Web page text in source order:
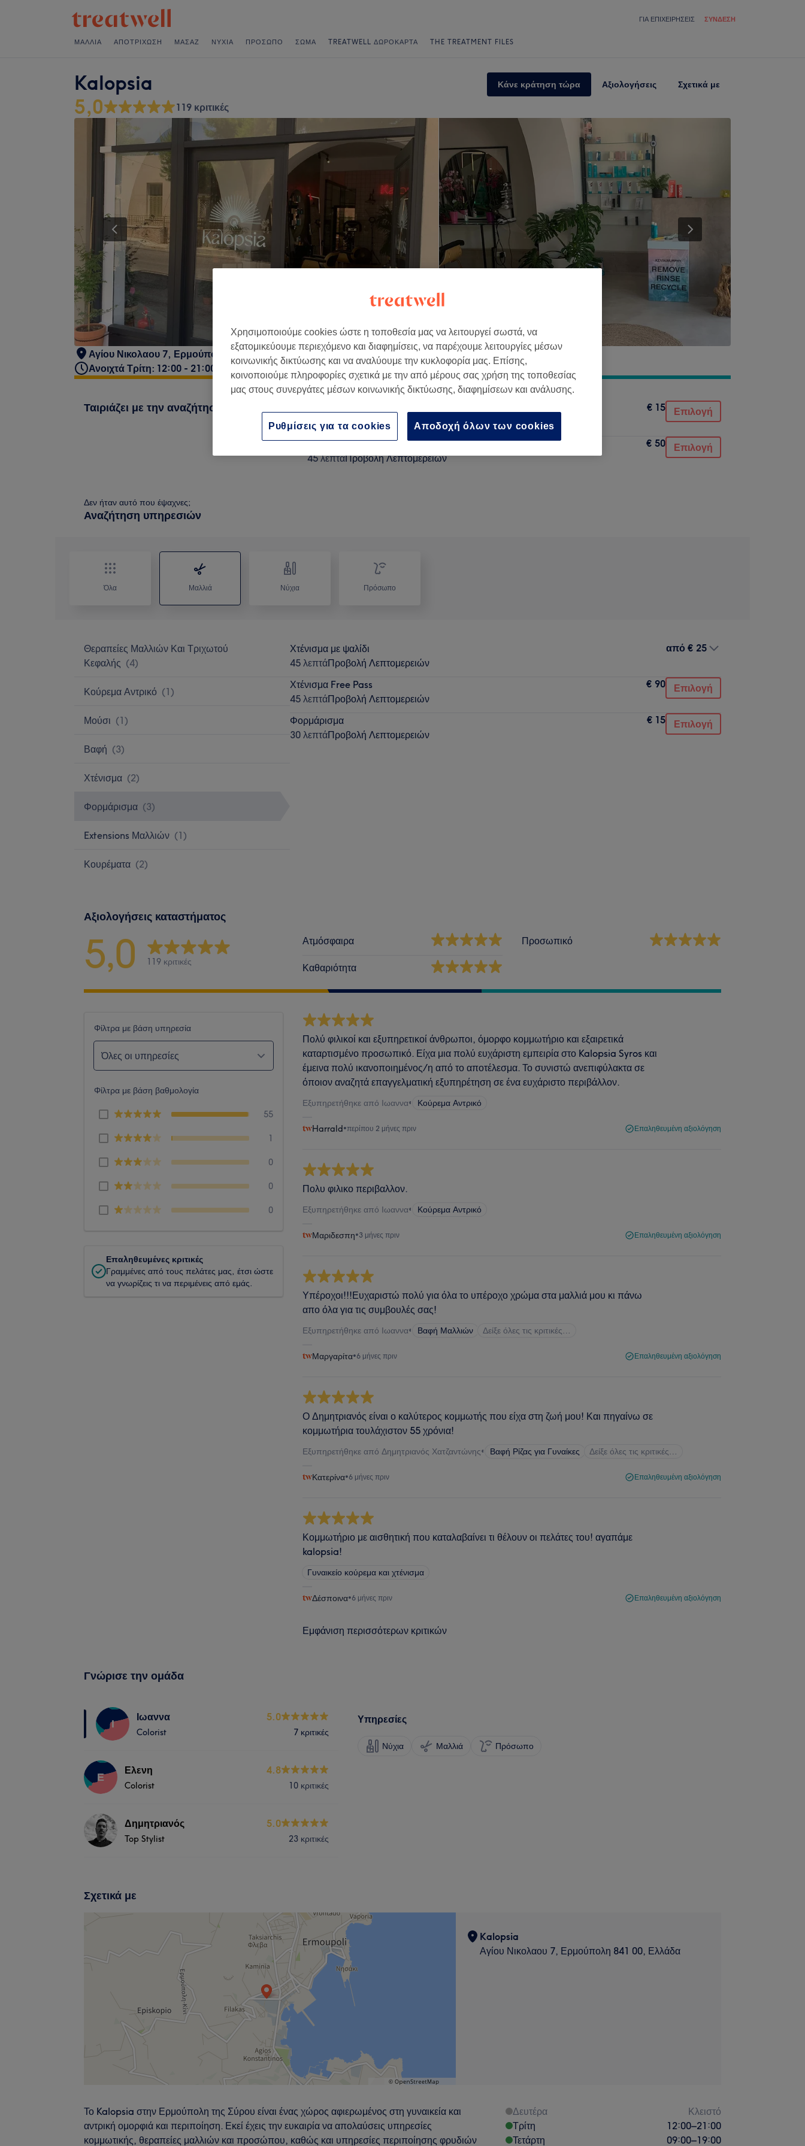
ΓΙΑ ΕΠΙΧΕΙΡΉΣΕΙΣ ΣΎΝΔΕΣΗ
ΜΑΛΛΙΆ ΑΠΟΤΡΊΧΩΣΗ ΜΑΣΆΖ ΝΎΧΙΑ ΠΡΌΣΩΠΟ ΣΏΜΑ TREATWELL ΔΩΡΟΚΆΡΤΑ THE TREATMENT FILES
Kalopsia Κάνε κράτηση τώρα Αξιολογήσεις Σχετικά με
5,0 119 κριτικές
Αγίου Νικολαου 7, Ερμούπολη 841 00, Ελλάδα
Ανοιχτά Τρίτη: 12:00 - 21:00
Ταιριάζει με την αναζήτησή σου
30 λεπτάΠροβολή Λεπτομερειών
€ 15 Επιλογή
Χτένισμα Extension
45 λεπτάΠροβολή Λεπτομερειών
€ 50 Επιλογή
Δεν ήταν αυτό που έψαχνες;
Αναζήτηση υπηρεσιών
Όλα Μαλλιά Νύχια Πρόσωπο
Θεραπείες Μαλλιών Και Τριχωτού
Κεφαλής (4)
Κούρεμα Αντρικό (1)
Μούσι (1)
Βαφή (3)
Χτένισμα (2)
Φορμάρισμα (3)
Extensions Μαλλιών (1)
Κουρέματα (2)
Χτένισμα με ψαλίδι
45 λεπτάΠροβολή Λεπτομερειών
από € 25
Χτένισμα Free Pass
45 λεπτάΠροβολή Λεπτομερειών
€ 90 Επιλογή
Φορμάρισμα
30 λεπτάΠροβολή Λεπτομερειών
€ 15 Επιλογή
Αξιολογήσεις καταστήματος
5,0 119 κριτικές
Ατμόσφαιρα
Καθαριότητα
Προσωπικό
Φίλτρα με βάση υπηρεσία
Όλες οι υπηρεσίες
Φίλτρα με βάση βαθμολογία
55
1
0
0
0
Επαληθευμένες κριτικές
Γραμμένες από τους πελάτες μας, έτσι ώστε
να γνωρίζεις τι να περιμένεις από εμάς.
Πολύ φιλικοί και εξυπηρετικοί άνθρωποι, όμορφο κομμωτήριο και εξαιρετικά
καταρτισμένο προσωπικό. Είχα μια πολύ ευχάριστη εμπειρία στο Kalopsia Syros και
έμεινα πολύ ικανοποιημένος/η από το αποτέλεσμα. Το συνιστώ ανεπιφύλακτα σε
όποιον αναζητά επαγγελματική εξυπηρέτηση σε ένα ευχάριστο περιβάλλον.
Εξυπηρετήθηκε από Ιωαννα• Κούρεμα Αντρικό
Harrald•περίπου 2 μήνες πριν Επαληθευμένη αξιολόγηση
Πολυ φιλικο περιβαλλον.
Εξυπηρετήθηκε από Ιωαννα• Κούρεμα Αντρικό
Μαριδεσπη•3 μήνες πριν Επαληθευμένη αξιολόγηση
Υπέροχοι!!!Ευχαριστώ πολύ για όλα το υπέροχο χρώμα στα μαλλιά μου κι πάνω
απο όλα για τις συμβουλές σας!
Εξυπηρετήθηκε από Ιωαννα• Βαφή Μαλλιών Δείξε όλες τις κριτικές…
Μαργαρίτα•6 μήνες πριν Επαληθευμένη αξιολόγηση
Ο Δημητριανός είναι ο καλύτερος κομμωτής που είχα στη ζωή μου! Και πηγαίνω σε
κομμωτήρια τουλάχιστον 55 χρόνια!
Εξυπηρετήθηκε από Δημητριανός Χατζαντώνης• Βαφή Ρίζας για Γυναίκες Δείξε όλες τις κριτικές…
Κατερίνα•6 μήνες πριν Επαληθευμένη αξιολόγηση
Κομμωτήριο με αισθητική που καταλαβαίνει τι θέλουν οι πελάτες του! αγαπάμε
kalopsia!
Γυναικείο κούρεμα και χτένισμα
Δέσποινα•6 μήνες πριν Επαληθευμένη αξιολόγηση
Εμφάνιση περισσότερων κριτικών
Γνώρισε την ομάδα
Ι Ιωαννα
Colorist
5.0
7 κριτικές
Ε Ελενη
Colorist
4.8
10 κριτικές
Δημητριανός
Top Stylist
5.0
23 κριτικές
Υπηρεσίες
Νύχια Μαλλιά Πρόσωπο
Σχετικά με
Kalopsia
Αγίου Νικολαου 7, Ερμούπολη 841 00, Ελλάδα
Το Kalopsia στην Ερμούπολη της Σύρου είναι ένας χώρος αφιερωμένος στη γυναικεία και
αντρική ομορφιά και περιποίηση. Εκεί έχεις την ευκαιρία να απολαύσεις υπηρεσίες
κομμωτικής, θεραπείες μαλλιών και προσώπου, καθώς και υπηρεσίες περιποίησης φρυδιών
Δευτέρα
Κλειστό
Τρίτη
12:00–21:00
Τετάρτη
09:00–19:00
Χρησιμοποιούμε cookies ώστε η τοποθεσία μας να λειτουργεί σωστά, να
εξατομικεύουμε περιεχόμενο και διαφημίσεις, να παρέχουμε λειτουργίες μέσων
κοινωνικής δικτύωσης και να αναλύουμε την κυκλοφορία μας. Επίσης,
κοινοποιούμε πληροφορίες σχετικά με την από μέρους σας χρήση της τοποθεσίας
μας στους συνεργάτες μέσων κοινωνικής δικτύωσης, διαφημίσεων και ανάλυσης.
Αποδοχή όλων των cookies
Ρυθμίσεις για τα cookies